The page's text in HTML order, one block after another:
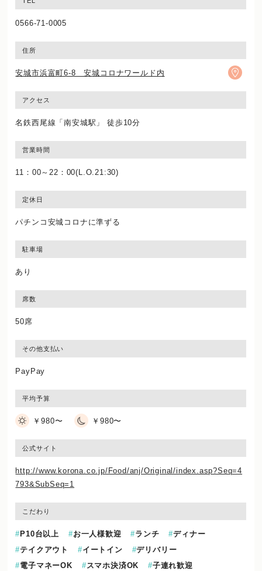
0566-71-0005
住所
安城市浜富町6-8 安城コロナワールド内
アクセス
名鉄西尾線「南安城駅」 徒歩10分
営業時間
11：00～22：00(L.O.21:30)
定休日
パチンコ安城コロナに準ずる
駐車場
あり
席数
50席
その他支払い
PayPay
平均予算
￥980〜 ￥980〜
公式サイト
http://www.korona.co.jp/Food/anj/Original/index.asp?Seq=4
793&SubSeq=1
こだわり
P10台以上 お一人様歓迎 ランチ
ディナー
テイクアウト
イートイン
デリバリー
電子マネーOK
スマホ決済OK
子連れ歓迎